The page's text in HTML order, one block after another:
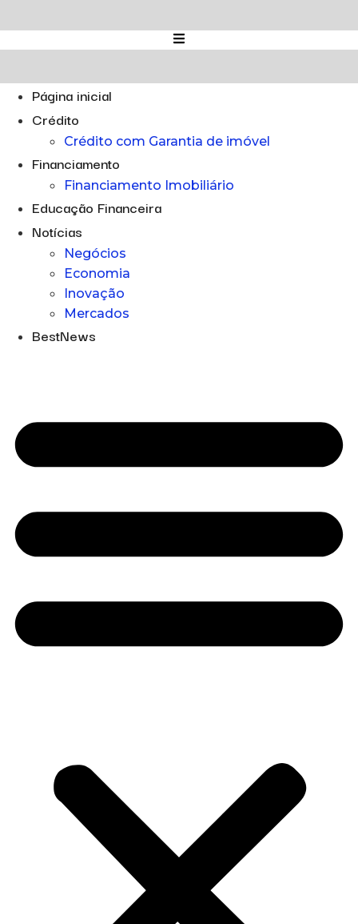
para
o
Página inicial
Crédito
Crédito com Garantia de imóvel
Financiamento
Financiamento Imobiliário
Educação Financeira
Notícias
Negócios
Economia
Inovação
Mercados
BestNews